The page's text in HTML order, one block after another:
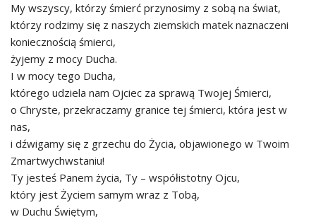
My wszyscy, którzy śmierć przynosimy z sobą na świat,
którzy rodzimy się z naszych ziemskich matek naznaczeni
koniecznością śmierci,
żyjemy z mocy Ducha.
I w mocy tego Ducha,
którego udziela nam Ojciec za sprawą Twojej Śmierci,
o Chryste, przekraczamy granice tej śmierci, która jest w
nas,
i dźwigamy się z grzechu do Życia, objawionego w Twoim
Zmartwychwstaniu!
Ty jesteś Panem życia, Ty – współistotny Ojcu,
który jest Życiem samym wraz z Tobą,
w Duchu Świętym,